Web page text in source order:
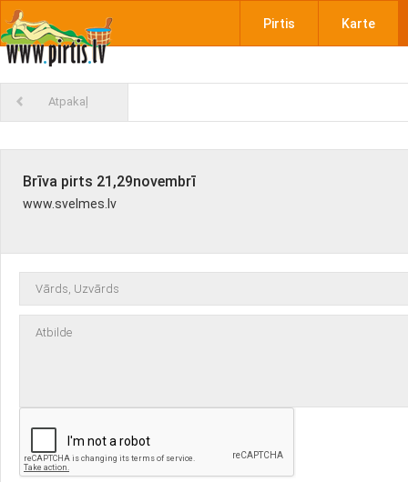
Pirtis Karte
Atpakaļ
Brīva pirts 21,29novembrī
www.svelmes.lv